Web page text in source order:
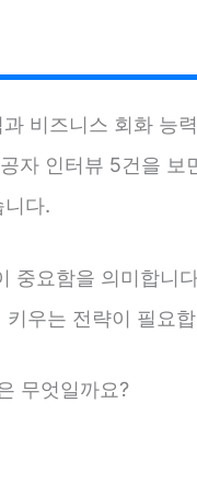
비즈니스 회화 능
자 인터뷰 5건을 보
다.
중요함을 의미합니
우는 전략이 필요
무엇일까요?